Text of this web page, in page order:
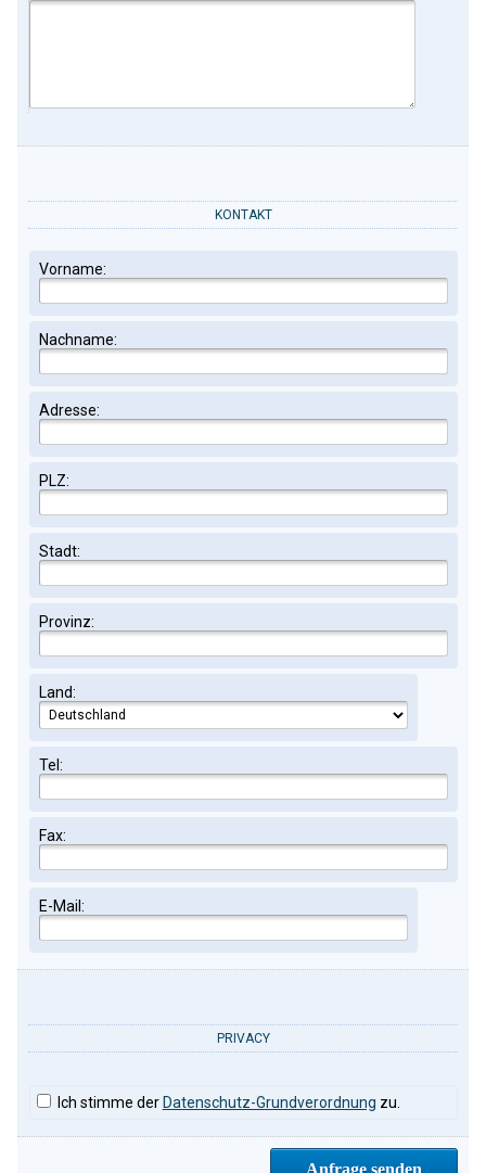
KONTAKT
Vorname:
Nachname:
Adresse:
PLZ:
Stadt:
Provinz:
Land:
Tel:
Fax:
E-Mail:
PRIVACY
Ich stimme der Datenschutz-Grundverordnung zu.